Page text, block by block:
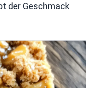
der Geschmack